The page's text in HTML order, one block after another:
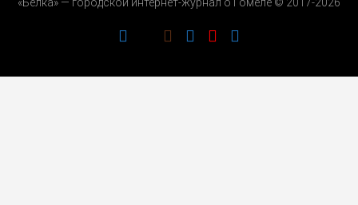
РЕКЛАМОДАТЕЛЯМ
«Белка» — городской интернет-журнал о Гомеле © 2017-2026